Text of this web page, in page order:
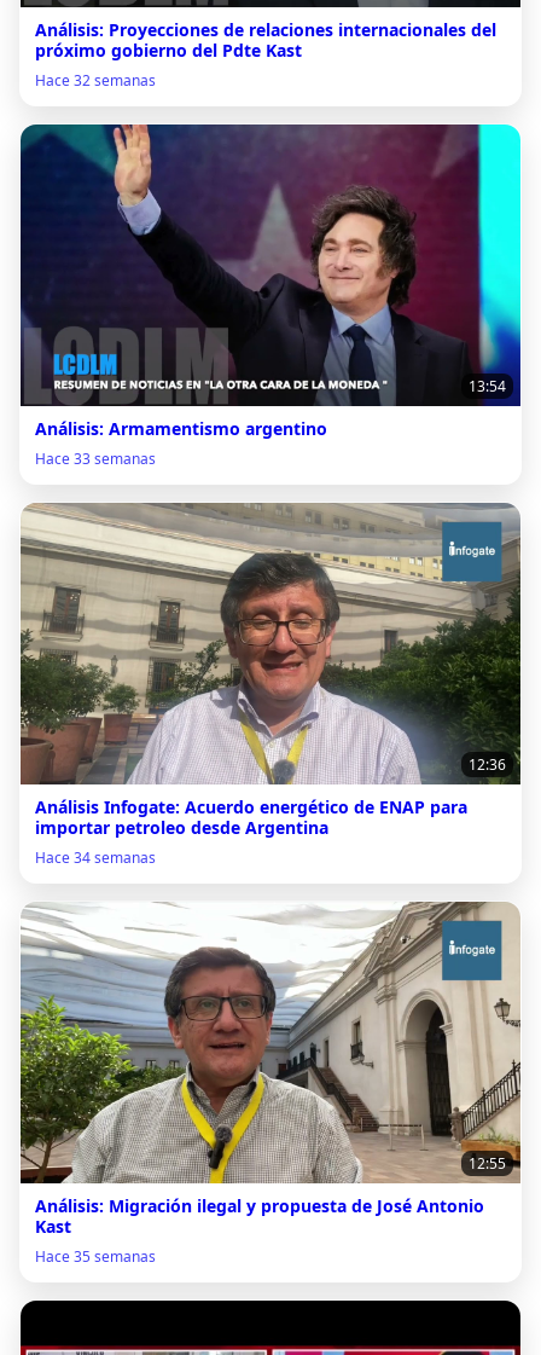
Análisis: Proyecciones de relaciones internacionales del
próximo gobierno del Pdte Kast
Hace 32 semanas
13:54
Análisis: Armamentismo argentino
Hace 33 semanas
12:36
Análisis Infogate: Acuerdo energético de ENAP para
importar petroleo desde Argentina
Hace 34 semanas
12:55
Análisis: Migración ilegal y propuesta de José Antonio
Kast
Hace 35 semanas